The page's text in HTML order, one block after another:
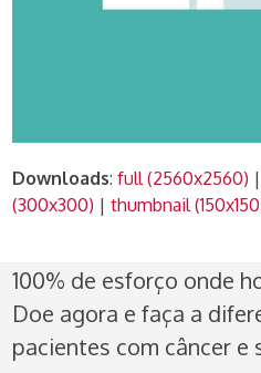
Downloads:full (2560x2560)
(300x300) |thumbnail
100% de esforço onde
Doe agora e faça a
pacientes com câncer e